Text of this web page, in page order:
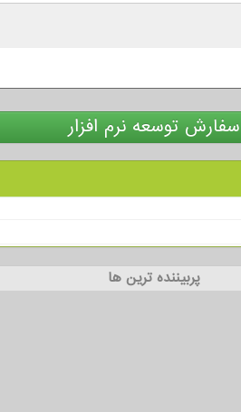
سفارش توسعه نرم افزار
پربیننده ترین ها